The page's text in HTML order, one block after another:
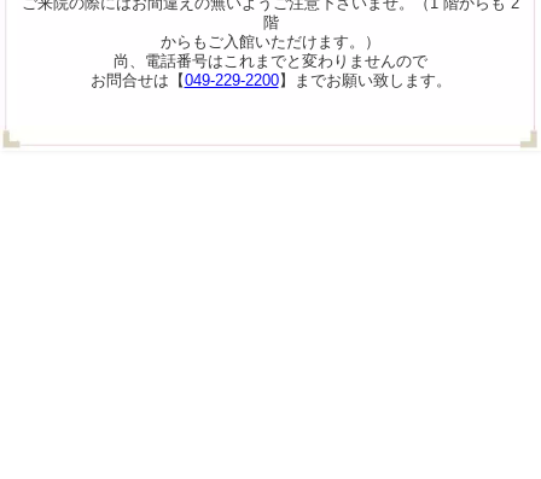
階
からもご入館いただけます。）
尚、電話番号はこれまでと変わりませんので
お問合せは【049-229-2200】までお願い致します。